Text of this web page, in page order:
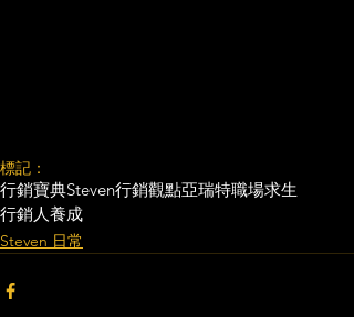
標記：
行銷寶典Steven行銷觀點亞瑞特職場求生
行銷人養成
Steven 日常